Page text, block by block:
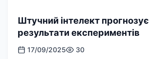
Штучний інтелект прогнозує
результати експериментів
17/09/2025 30